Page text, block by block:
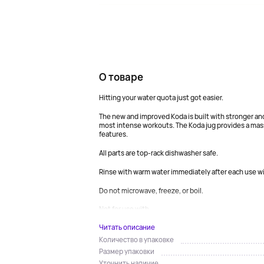
О товаре
Hitting your water quota just got easier.
The new and improved Koda is built with stronger
most intense workouts. The Koda jug provides a
features.
All parts are top-rack dishwasher safe.
Rinse with warm water immediately after each use
Do not microwave, freeze, or boil.
Not for use with...
Читать описание
Количество в упаковке
Размер упаковки